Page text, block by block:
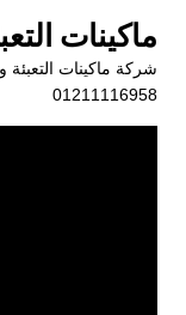
المحتوى
ماكينات
01211116958